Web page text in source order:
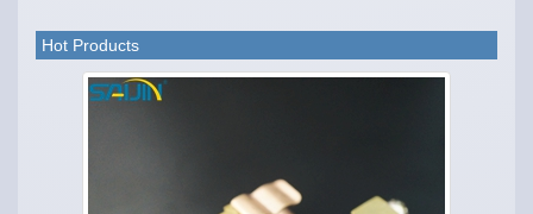
Hot Products